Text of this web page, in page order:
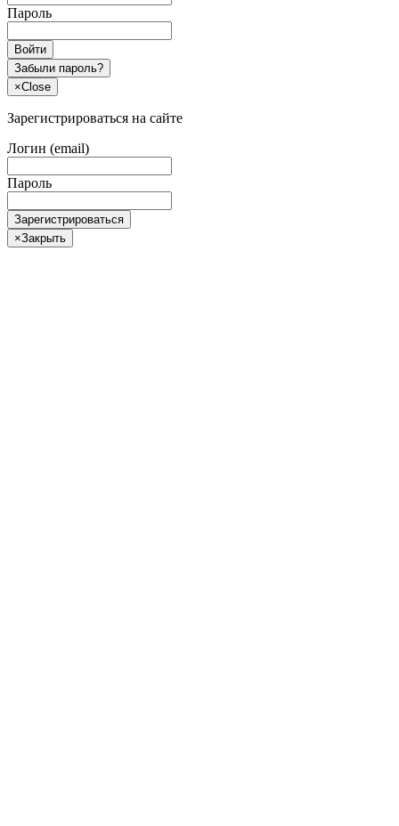
Пароль
Войти
Забыли пароль?
×Close
Зарегистрироваться на сайте
Логин (email)
Пароль
Зарегистрироваться
×Закрыть